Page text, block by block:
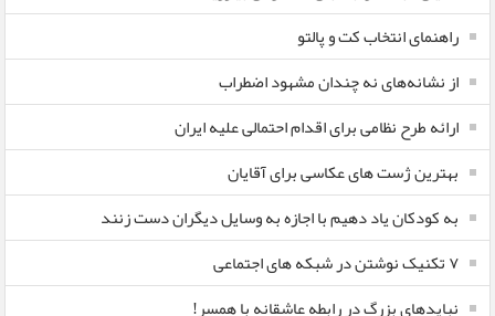
راهنمای انتخاب کت و پالتو
از نشانه‌های نه چندان مشهود اضطراب
ارائه طرح نظامی برای اقدام احتمالی علیه ایران
بهترین ژست های عکاسی برای آقایان
به کودکان یاد دهیم با اجازه به وسایل دیگران دست زنند
۷ تکنیک نوشتن در شبکه های اجتماعی
نبایدهای بزرگ در رابطه عاشقانه با همسر!